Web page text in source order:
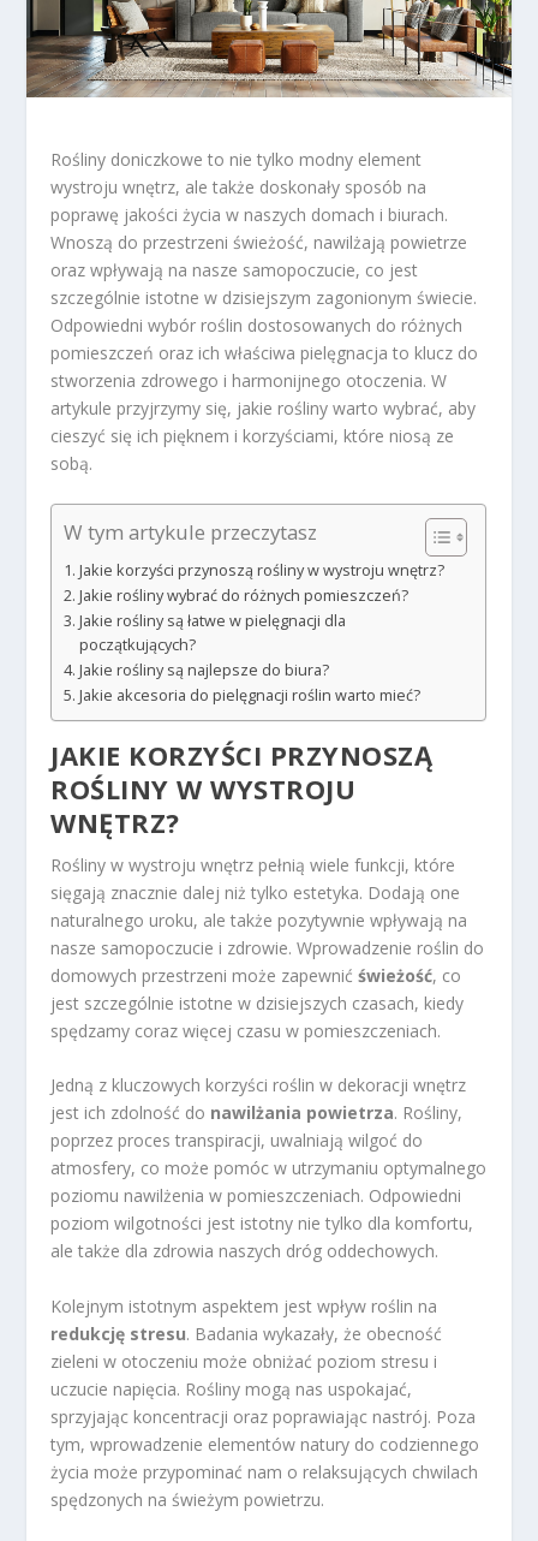
Rośliny doniczkowe to nie tylko modny element
wystroju wnętrz, ale także doskonały sposób na
poprawę jakości życia w naszych domach i biurach.
Wnoszą do przestrzeni świeżość, nawilżają powietrze
oraz wpływają na nasze samopoczucie, co jest
szczególnie istotne w dzisiejszym zagonionym świecie.
Odpowiedni wybór roślin dostosowanych do różnych
pomieszczeń oraz ich właściwa pielęgnacja to klucz do
stworzenia zdrowego i harmonijnego otoczenia. W
artykule przyjrzymy się, jakie rośliny warto wybrać, aby
cieszyć się ich pięknem i korzyściami, które niosą ze
sobą.
W tym artykule przeczytasz
Jakie korzyści przynoszą rośliny w wystroju wnętrz?
Jakie rośliny wybrać do różnych pomieszczeń?
Jakie rośliny są łatwe w pielęgnacji dla
początkujących?
Jakie rośliny są najlepsze do biura?
Jakie akcesoria do pielęgnacji roślin warto mieć?
JAKIE KORZYŚCI PRZYNOSZĄ
ROŚLINY W WYSTROJU
WNĘTRZ?
Rośliny w wystroju wnętrz pełnią wiele funkcji, które
sięgają znacznie dalej niż tylko estetyka. Dodają one
naturalnego uroku, ale także pozytywnie wpływają na
nasze samopoczucie i zdrowie. Wprowadzenie roślin do
domowych przestrzeni może zapewnićświeżość, co
jest szczególnie istotne w dzisiejszych czasach, kiedy
spędzamy coraz więcej czasu w pomieszczeniach.
Jedną z kluczowych korzyści roślin w dekoracji wnętrz
jest ich zdolność do nawilżania powietrza. Rośliny,
poprzez proces transpiracji, uwalniają wilgoć do
atmosfery, co może pomóc w utrzymaniu optymalnego
poziomu nawilżenia w pomieszczeniach. Odpowiedni
poziom wilgotności jest istotny nie tylko dla komfortu,
ale także dla zdrowia naszych dróg oddechowych.
Kolejnym istotnym aspektem jest wpływ roślin na
redukcję stresu. Badania wykazały, że obecność
zieleni w otoczeniu może obniżać poziom stresu i
uczucie napięcia. Rośliny mogą nas uspokajać,
sprzyjając koncentracji oraz poprawiając nastrój. Poza
tym, wprowadzenie elementów natury do codziennego
życia może przypominać nam o relaksujących chwilach
spędzonych na świeżym powietrzu.